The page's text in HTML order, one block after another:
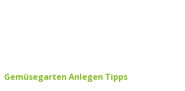
Gemüsegarten Anlegen Tipps